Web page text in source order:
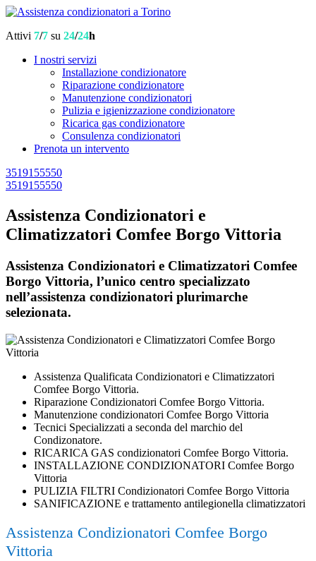
Attivi 7/7 su 24/24h
I nostri servizi
Installazione condizionatore
Riparazione condizionatore
Manutenzione condizionatori
Pulizia e igienizzazione condizionatore
Ricarica gas condizionatore
Consulenza condizionatori
Prenota un intervento
3519155550
3519155550
Assistenza Condizionatori e
Climatizzatori Comfee Borgo Vittoria
Assistenza Condizionatori e Climatizzatori Comfee
Borgo Vittoria, l’unico centro specializzato
nell’assistenza condizionatori plurimarche
selezionata.
Assistenza Qualificata Condizionatori e Climatizzatori
Comfee Borgo Vittoria.
Riparazione Condizionatori Comfee Borgo Vittoria.
Manutenzione condizionatori Comfee Borgo Vittoria
Tecnici Specializzati a seconda del marchio del
Condizonatore.
RICARICA GAS condizionatori Comfee Borgo Vittoria.
INSTALLAZIONE CONDIZIONATORI Comfee Borgo
Vittoria
PULIZIA FILTRI Condizionatori Comfee Borgo Vittoria
SANIFICAZIONE e trattamento antilegionella climatizzatori
Assistenza Condizionatori Comfee Borgo
Vittoria